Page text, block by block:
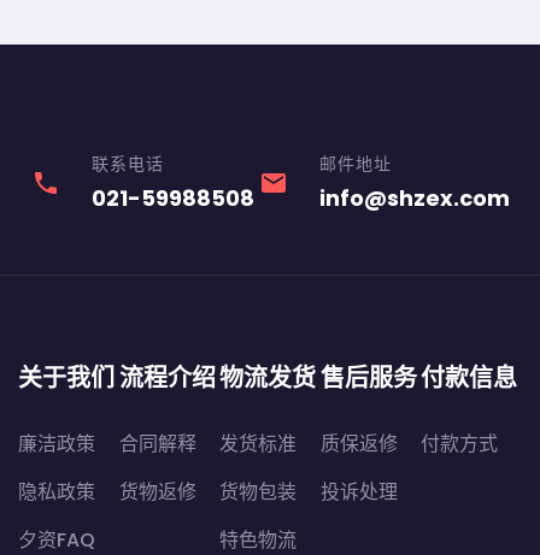
phone
联系电话
021-59988508 email
邮件地址
info@shzex.com
关于我们
廉洁政策
隐私政策
夕资FAQ
流程介绍
合同解释
货物返修
物流发货
发货标准
货物包装
特色物流
售后服务
质保返修
投诉处理
付款信息
付款方式